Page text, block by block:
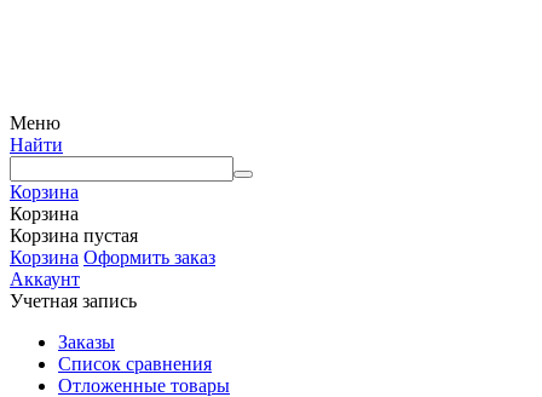
Меню
Найти
Корзина
Корзина
Корзина пустая
Корзина Оформить заказ
Аккаунт
Учетная запись
Заказы
Список сравнения
Отложенные товары